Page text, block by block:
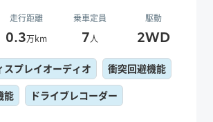
走行距離 乗車定員 駆動
0.3万km 7人 2WD
スプレイオーディオ
衝突回避機能
能
ドライブレコーダー